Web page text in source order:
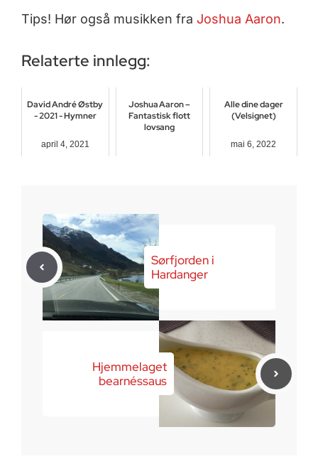
Tips! Hør også musikken fra Joshua Aaron.
Relaterte innlegg:
David André Østby
- 2021 - Hymner
april 4, 2021
Joshua Aaron –
Fantastisk flott
lovsang
Alle dine dager
(Velsignet)
mai 6, 2022
Sørfjorden i
Hardanger
Hjemmelaget
bearnéssaus